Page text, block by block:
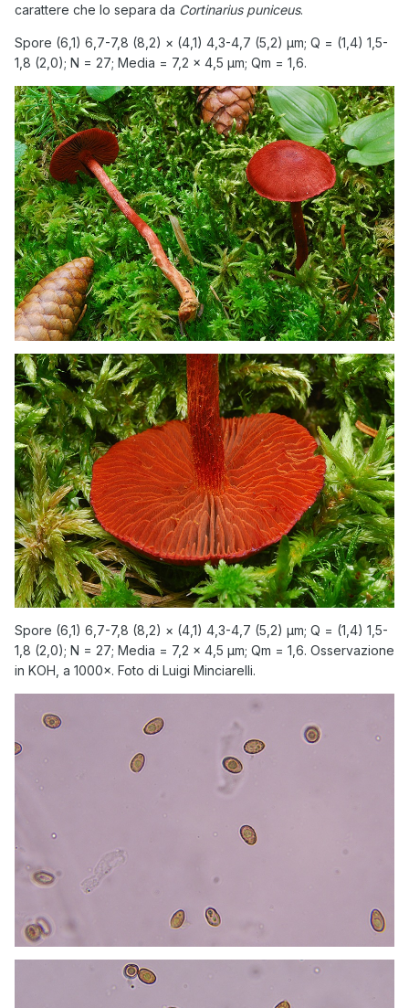
carattere che lo separa da Cortinarius puniceus.
Spore (6,1) 6,7-7,8 (8,2) × (4,1) 4,3-4,7 (5,2) µm; Q = (1,4) 1,5-
1,8 (2,0); N = 27; Media = 7,2 × 4,5 µm; Qm = 1,6.
Spore (6,1) 6,7-7,8 (8,2) × (4,1) 4,3-4,7 (5,2) µm; Q = (1,4) 1,5-
1,8 (2,0); N = 27; Media = 7,2 × 4,5 µm; Qm = 1,6. Osservazione
in KOH, a 1000×. Foto di Luigi Minciarelli.